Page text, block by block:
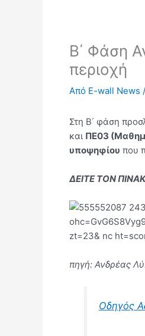
Β΄ Φάση
περιοχή
Από E-wall News /
Στη Β΄ φάση
και ΠΕ03
υποψηφίου που
ΔΕΙΤΕ ΤΟΝ
πηγή: Ανδρέας
Οδηγός